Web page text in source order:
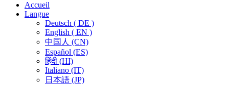
Accueil
Langue
Deutsch ( DE )
English ( EN )
中国人 (CN)
Español (ES)
हिंदी (HI)
Italiano (IT)
日本語 (JP)